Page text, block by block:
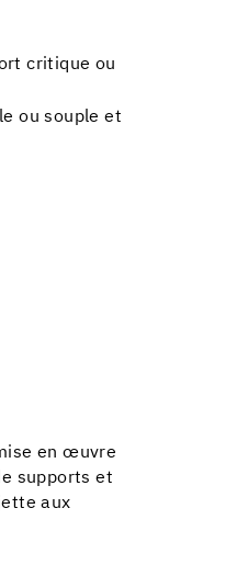
critique ou
ou souple et
en œuvre
supports et
aux